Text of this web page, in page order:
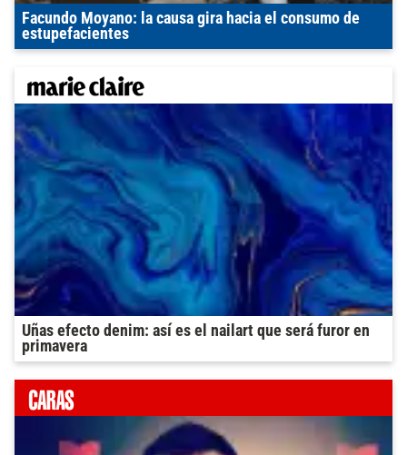
Facundo Moyano: la causa gira hacia el consumo de
estupefacientes
Uñas efecto denim: así es el nailart que será furor en
primavera